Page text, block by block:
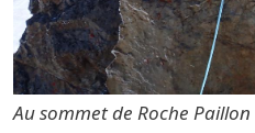
Au sommet de Roche Paillon